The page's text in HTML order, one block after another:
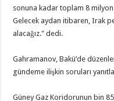
sonuna kadar toplam 8
Gelecek aydan itibaren, Irak
alacağız." dedi.
Gahramanov, Bakü’de
gündeme ilişkin soruları
Güney Gaz Koridorunun bin